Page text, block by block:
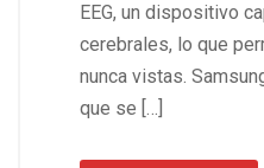
EEG, un dispositivo
cerebrales, lo que
nunca vistas.
que se […]